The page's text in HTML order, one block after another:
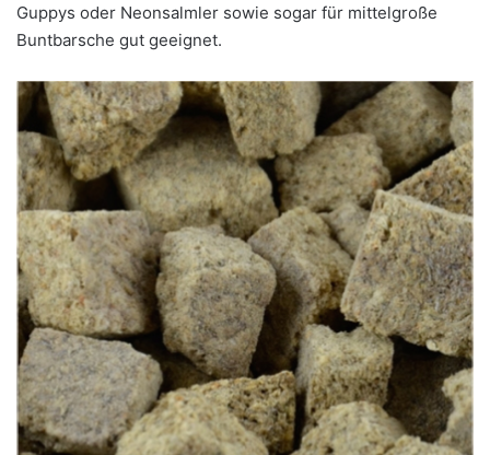
Guppys oder Neonsalmler sowie sogar für mittelgroße
Buntbarsche gut geeignet.